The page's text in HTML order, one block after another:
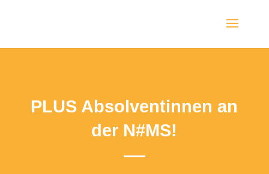
PLUS Absolventinnen an
der N#MS!